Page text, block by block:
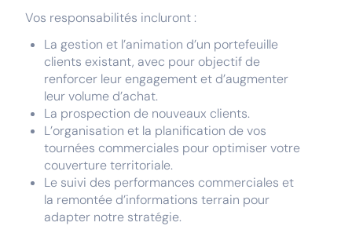
Vos responsabilités incluront :
La gestion et l’animation d’un portefeuille
clients existant, avec pour objectif de
renforcer leur engagement et d’augmenter
leur volume d’achat.
La prospection de nouveaux clients.
L’organisation et la planification de vos
tournées commerciales pour optimiser votre
couverture territoriale.
Le suivi des performances commerciales et
la remontée d’informations terrain pour
adapter notre stratégie.